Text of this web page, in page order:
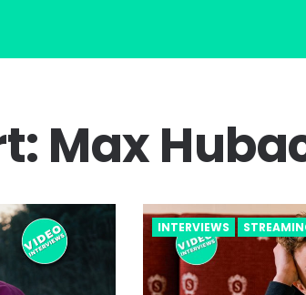
Max
INTERVIEWS